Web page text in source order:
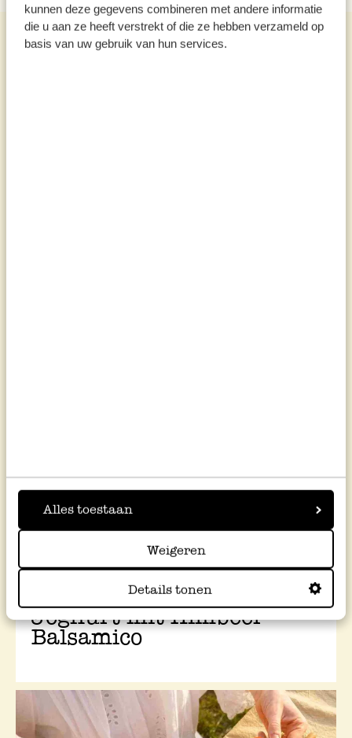
kunnen deze gegevens combineren met andere informatie
die u aan ze heeft verstrekt of die ze hebben verzameld op
basis van uw gebruik van hun services.
Alles toestaan
Weigeren
Details tonen
Joghurt mit Himbeer-
Balsamico